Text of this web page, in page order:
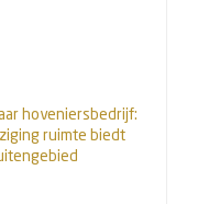
hoveniersbedrijf:
ruimte biedt